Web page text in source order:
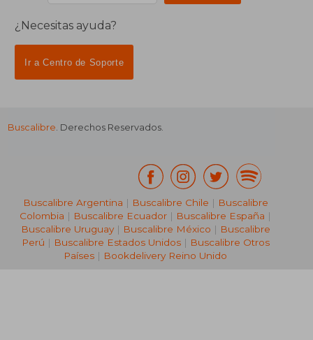
₡ 5.343
¿Necesitas ayuda?
Ir a Centro de Soporte
Buscalibre. Derechos Reservados.
Buscalibre Argentina | Buscalibre Chile | Buscalibre
Colombia | Buscalibre Ecuador | Buscalibre España |
Buscalibre Uruguay| Buscalibre México | Buscalibre
Perú | Buscalibre Estados Unidos| Buscalibre Otros
Países | Bookdelivery Reino Unido